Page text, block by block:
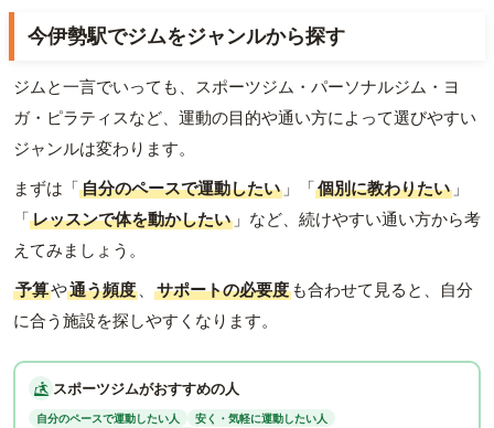
今伊勢駅でジムをジャンルから探す
ジムと一言でいっても、スポーツジム・パーソナルジム・ヨ
ガ・ピラティスなど、運動の目的や通い方によって選びやすい
ジャンルは変わります。
まずは「自分のペースで運動したい 」「個別に教わりたい 」
「レッスンで体を動かしたい 」など、続けやすい通い方から考
えてみましょう。
予算や通う頻度 、 サポートの必要度 も合わせて見ると、自分
に合う施設を探しやすくなります。
スポーツジムがおすすめの人
自分のペースで運動したい人
安く・気軽に運動したい人